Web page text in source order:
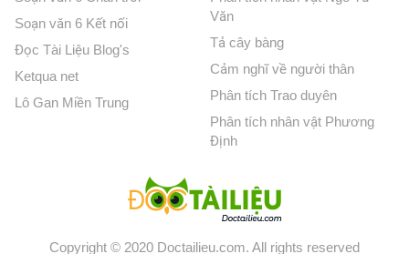
Soạn văn 6 Kết nối
Đọc Tài Liệu Blog's
Ketqua net
Lô Gan Miền Trung
Văn
Tả cây bàng
Cảm nghĩ về người thân
Phân tích Trao duyên
Phân tích nhân vật Phương
Định
Copyright © 2020 Doctailieu.com. All rights reserved